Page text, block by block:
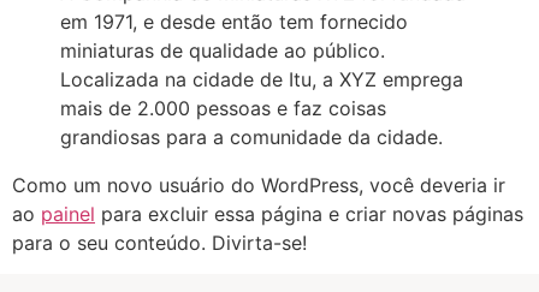
em 1971, e desde então tem fornecido
miniaturas de qualidade ao público.
Localizada na cidade de Itu, a XYZ emprega
mais de 2.000 pessoas e faz coisas
grandiosas para a comunidade da cidade.
Como um novo usuário do WordPress, você deveria ir
ao painel para excluir essa página e criar novas páginas
para o seu conteúdo. Divirta-se!